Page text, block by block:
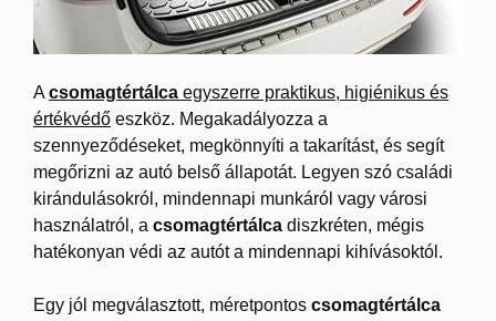
Acsomagtértálca egyszerre praktikus, higiénikus és
értékvédő eszköz. Megakadályozza a
szennyeződéseket, megkönnyíti a takarítást, és segít
megőrizni az autó belső állapotát. Legyen szó családi
kirándulásokról, mindennapi munkáról vagy városi
használatról, a csomagtértálca diszkréten, mégis
hatékonyan védi az autót a mindennapi kihívásoktól.
Egy jól megválasztott, méretpontos csomagtértálca